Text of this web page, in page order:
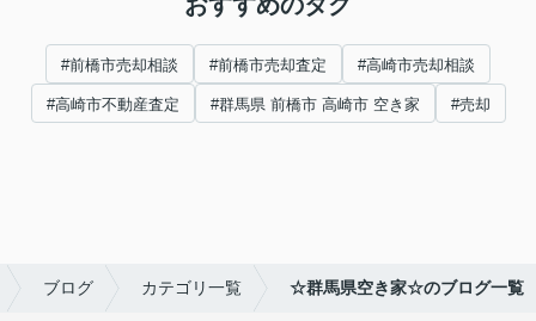
#前橋市売却相談 #前橋市売却査定 #高崎市売却相談
#高崎市不動産査定 #群馬県 前橋市 高崎市 空き家 #売却
ブログ カテゴリ一覧 ☆群馬県空き家☆のブログ一覧